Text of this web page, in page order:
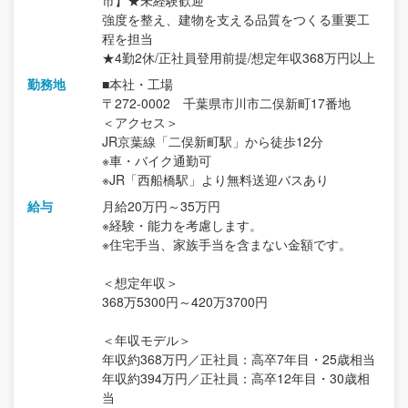
強度を整え、建物を支える品質をつくる重要工
程を担当
★4勤2休/正社員登用前提/想定年収368万円以上
勤務地
■本社・工場
〒272-0002 千葉県市川市二俣新町17番地
＜アクセス＞
JR京葉線「二俣新町駅」から徒歩12分
※車・バイク通勤可
※JR「西船橋駅」より無料送迎バスあり
給与
月給20万円～35万円
※経験・能力を考慮します。
※住宅手当、家族手当を含まない金額です。
＜想定年収＞
368万5300円～420万3700円
＜年収モデル＞
年収約368万円／正社員：高卒7年目・25歳相当
年収約394万円／正社員：高卒12年目・30歳相
当